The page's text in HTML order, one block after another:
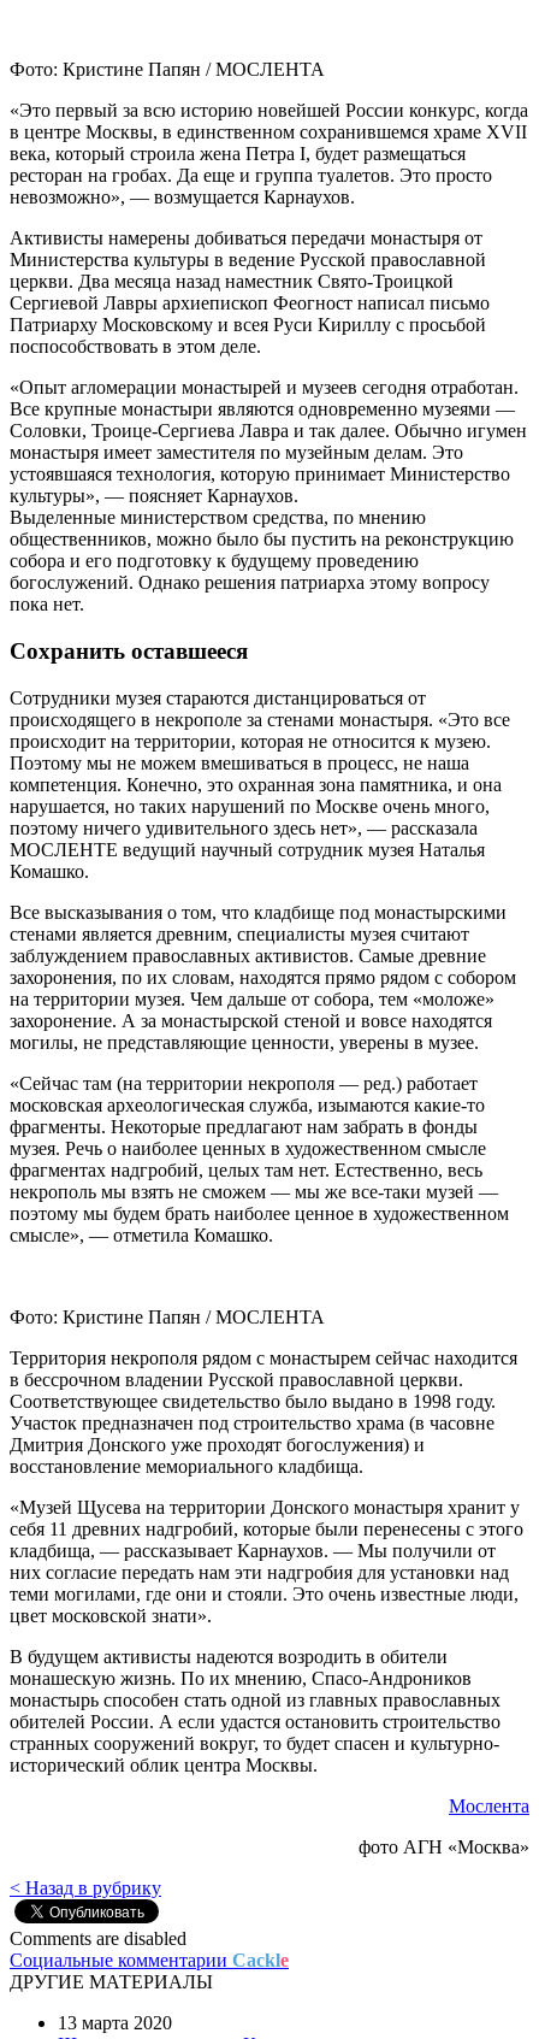
Фото: Кристине Папян / МОСЛЕНТА
«Это первый за всю историю новейшей России конкурс, когда
в центре Москвы, в единственном сохранившемся храме XVII
века, который строила жена Петра I, будет размещаться
ресторан на гробах. Да еще и группа туалетов. Это просто
невозможно», — возмущается Карнаухов.
Активисты намерены добиваться передачи монастыря от
Министерства культуры в ведение Русской православной
церкви. Два месяца назад наместник Свято-Троицкой
Сергиевой Лавры архиепископ Феогност написал письмо
Патриарху Московскому и всея Руси Кириллу с просьбой
поспособствовать в этом деле.
«Опыт агломерации монастырей и музеев сегодня отработан.
Все крупные монастыри являются одновременно музеями —
Соловки, Троице-Сергиева Лавра и так далее. Обычно игумен
монастыря имеет заместителя по музейным делам. Это
устоявшаяся технология, которую принимает Министерство
культуры», — поясняет Карнаухов.
Выделенные министерством средства, по мнению
общественников, можно было бы пустить на реконструкцию
собора и его подготовку к будущему проведению
богослужений. Однако решения патриарха этому вопросу
пока нет.
Сохранить оставшееся
Сотрудники музея стараются дистанцироваться от
происходящего в некрополе за стенами монастыря. «Это все
происходит на территории, которая не относится к музею.
Поэтому мы не можем вмешиваться в процесс, не наша
компетенция. Конечно, это охранная зона памятника, и она
нарушается, но таких нарушений по Москве очень много,
поэтому ничего удивительного здесь нет», — рассказала
МОСЛЕНТЕ ведущий научный сотрудник музея Наталья
Комашко.
Все высказывания о том, что кладбище под монастырскими
стенами является древним, специалисты музея считают
заблуждением православных активистов. Самые древние
захоронения, по их словам, находятся прямо рядом с собором
на территории музея. Чем дальше от собора, тем «моложе»
захоронение. А за монастырской стеной и вовсе находятся
могилы, не представляющие ценности, уверены в музее.
«Сейчас там (на территории некрополя — ред.) работает
московская археологическая служба, изымаются какие-то
фрагменты. Некоторые предлагают нам забрать в фонды
музея. Речь о наиболее ценных в художественном смысле
фрагментах надгробий, целых там нет. Естественно, весь
некрополь мы взять не сможем — мы же все-таки музей —
поэтому мы будем брать наиболее ценное в художественном
смысле», — отметила Комашко.
Фото: Кристине Папян / МОСЛЕНТА
Территория некрополя рядом с монастырем сейчас находится
в бессрочном владении Русской православной церкви.
Соответствующее свидетельство было выдано в 1998 году.
Участок предназначен под строительство храма (в часовне
Дмитрия Донского уже проходят богослужения) и
восстановление мемориального кладбища.
«Музей Щусева на территории Донского монастыря хранит у
себя 11 древних надгробий, которые были перенесены с этого
кладбища, — рассказывает Карнаухов. — Мы получили от
них согласие передать нам эти надгробия для установки над
теми могилами, где они и стояли. Это очень известные люди,
цвет московской знати».
В будущем активисты надеются возродить в обители
монашескую жизнь. По их мнению, Спасо-Андроников
монастырь способен стать одной из главных православных
обителей России. А если удастся остановить строительство
странных сооружений вокруг, то будет спасен и культурно-
исторический облик центра Москвы.
Мослента
фото АГН «Москва»
< Назад в рубрику
Comments are disabled
Социальные комментарии Cackle
ДРУГИЕ МАТЕРИАЛЫ
13 марта 2020